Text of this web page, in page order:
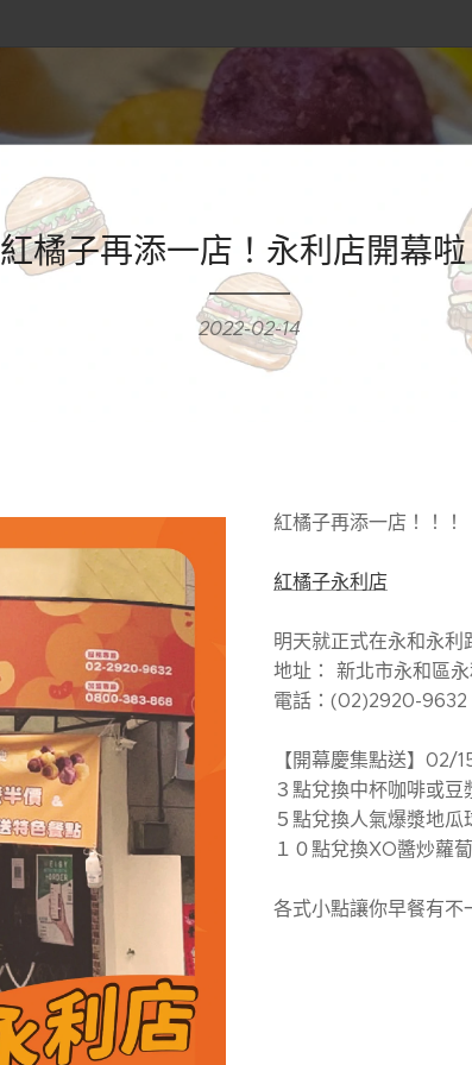
紅橘子再添一店！永利店開幕
2022-02-14
紅橘子再添一店！！！
紅橘子永利店
明天就正式在永和永利
地址： 新北市永和區
電話：(02)2920-9632
【開幕慶集點送】02/
３點兌換中杯咖啡或豆
５點兌換人氣爆漿地瓜
１０點兌換XO醬炒蘿
各式小點讓你早餐有不